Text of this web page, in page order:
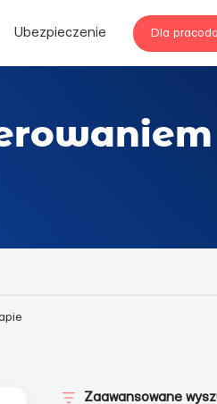
Ubezpieczenie Dla
Zaawansowane